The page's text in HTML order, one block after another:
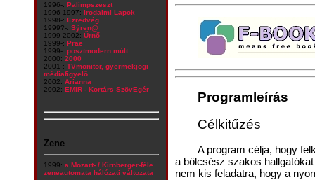
1996-: Palimpszeszt
1996-1997: Irodalmi Lapok
1998-: Ezredvég
1999?-: Sÿren@
1999-2002: Űrnő
1999-: Prae
1999-: posztmodern.múlt
2000: 2000
2001-: TVmonitor, gyermekjogi
médiafigyelő
2002: Arianna
2002: EMIR - Kortárs SzövEgér
Zene
1999: a Mozart- / Kirnberger-féle
zeneautomata hálózati változata
Programleírás
Célkitűzés
A program célja, hogy
a bölcsész szakos
nem kis feladatra, hogy a